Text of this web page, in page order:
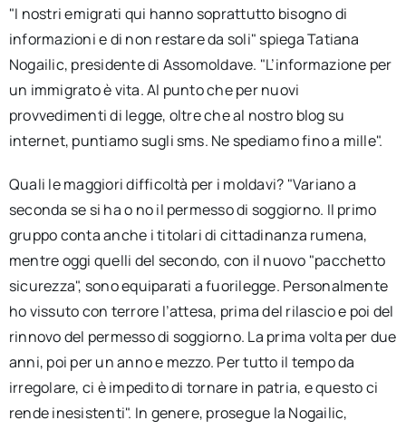
"I nostri emigrati qui hanno soprattutto bisogno di
informazioni e di non restare da soli" spiega Tatiana
Nogailic, presidente di Assomoldave. "L’informazione per
un immigrato è vita. Al punto che per nuovi
provvedimenti di legge, oltre che al nostro blog su
internet, puntiamo sugli sms. Ne spediamo fino a mille".
Quali le maggiori difficoltà per i moldavi? "Variano a
seconda se si ha o no il permesso di soggiorno. Il primo
gruppo conta anche i titolari di cittadinanza rumena,
mentre oggi quelli del secondo, con il nuovo "pacchetto
sicurezza", sono equiparati a fuorilegge. Personalmente
ho vissuto con terrore l’attesa, prima del rilascio e poi del
rinnovo del permesso di soggiorno. La prima volta per due
anni, poi per un anno e mezzo. Per tutto il tempo da
irregolare, ci è impedito di tornare in patria, e questo ci
rende inesistenti". In genere, prosegue la Nogailic,